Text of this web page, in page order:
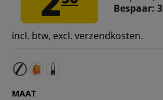
Bespaar:
incl. btw, excl. verzendkosten.
MAAT